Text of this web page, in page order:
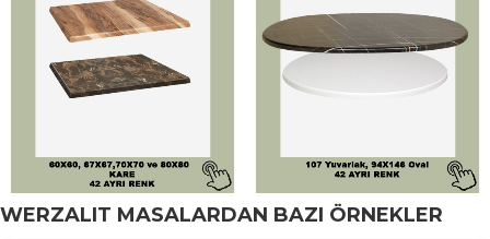
WERZALIT MASALARDAN BAZI ÖRNEKLER